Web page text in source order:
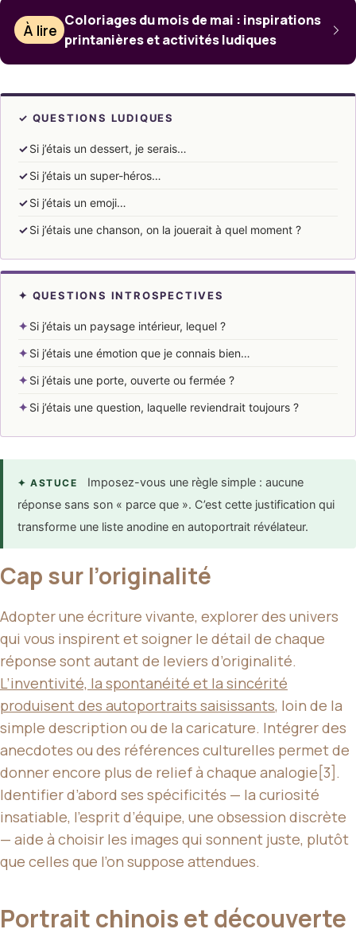
À lire
Coloriages du mois de mai : inspirations
printanières et activités ludiques
✓ QUESTIONS LUDIQUES
✓Si j’étais un dessert, je serais…
✓Si j’étais un super-héros…
✓Si j’étais un emoji…
✓Si j’étais une chanson, on la jouerait à quel moment ?
✦ QUESTIONS INTROSPECTIVES
✦ Si j’étais un paysage intérieur, lequel ?
✦ Si j’étais une émotion que je connais bien…
✦ Si j’étais une porte, ouverte ou fermée ?
✦ Si j’étais une question, laquelle reviendrait toujours ?
✦ ASTUCE
Imposez-vous une règle simple : aucune
réponse sans son « parce que ». C’est cette justification qui
transforme une liste anodine en autoportrait révélateur.
Cap sur l’originalité
Adopter une écriture vivante, explorer des univers
qui vous inspirent et soigner le détail de chaque
réponse sont autant de leviers d’originalité.
L’inventivité, la spontanéité et la sincérité
produisent des autoportraits saisissants, loin de la
simple description ou de la caricature. Intégrer des
anecdotes ou des références culturelles permet de
donner encore plus de relief à chaque analogie[3].
Identifier d’abord ses spécificités — la curiosité
insatiable, l’esprit d’équipe, une obsession discrète
— aide à choisir les images qui sonnent juste, plutôt
que celles que l’on suppose attendues.
Portrait chinois et découverte